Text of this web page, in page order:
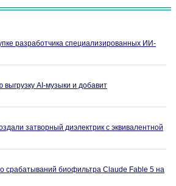
разработчика специализированных ИИ-
выгрузку AI-музыки и добавит
затворный диэлектрик с эквивалентной
срабатываний биофильтра Claude Fable 5 на